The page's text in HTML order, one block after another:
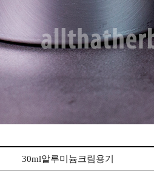
30ml알루미늄크림용기